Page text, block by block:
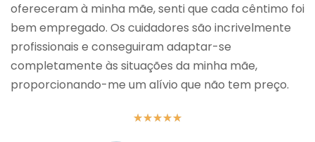
ofereceram à minha mãe, senti que cada cêntimo foi
bem empregado. Os cuidadores são incrivelmente
profissionais e conseguiram adaptar-se
completamente às situações da minha mãe,
proporcionando-me um alívio que não tem preço.
★★★★★